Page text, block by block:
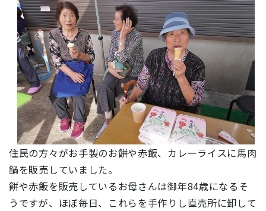
住民の方々がお手製のお餅や赤飯、カレーライスに馬肉
鍋を販売していました。
餅や赤飯を販売しているお母さんは御年84歳になるそ
うですが、ほぼ毎日、これらを手作りし直売所に卸して